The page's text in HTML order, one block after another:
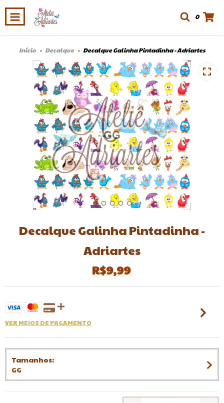
0
Início - Decalque - Decalque Galinha Pintadinha - Adriartes
Decalque Galinha Pintadinha -
Adriartes
R$9,99
VER MEIOS DE PAGAMENTO
Tamanhos:
GG